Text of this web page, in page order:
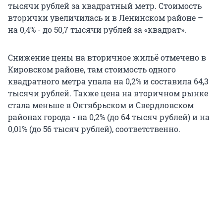
тысячи рублей за квадратный метр. Стоимость
вторички увеличилась и в Ленинском районе –
на 0,4% - до 50,7 тысячи рублей за «квадрат».
Снижение цены на вторичное жильё отмечено в
Кировском районе, там стоимость одного
квадратного метра упала на 0,2% и составила 64,3
тысячи рублей. Также цена на вторичном рынке
стала меньше в Октябрьском и Свердловском
районах города - на 0,2% (до 64 тысяч рублей) и на
0,01% (до 56 тысяч рублей), соответственно.